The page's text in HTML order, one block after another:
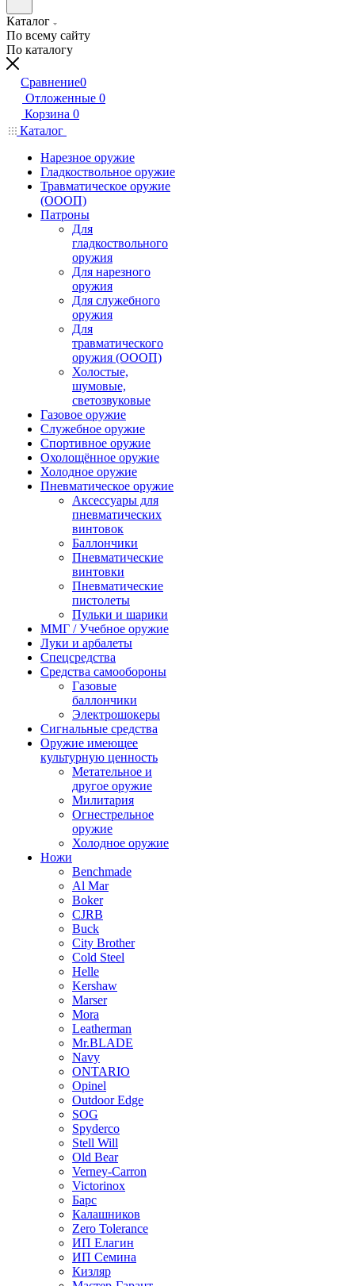
Каталог
По всему сайту
По каталогу
Сравнение0
Отложенные 0
Корзина 0
Каталог
Нарезное оружие
Гладкоствольное оружие
Травматическое оружие
(ОООП)
Патроны
Для
гладкоствольного
оружия
Для нарезного
оружия
Для служебного
оружия
Для
травматического
оружия (ОООП)
Холостые,
шумовые,
светозвуковые
Газовое оружие
Служебное оружие
Спортивное оружие
Охолощённое оружие
Холодное оружие
Пневматическое оружие
Аксессуары для
пневматических
винтовок
Баллончики
Пневматические
винтовки
Пневматические
пистолеты
Пульки и шарики
ММГ / Учебное оружие
Луки и арбалеты
Спецсредства
Средства самообороны
Газовые
баллончики
Электрошокеры
Сигнальные средства
Оружие имеющее
культурную ценность
Метательное и
другое оружие
Милитария
Огнестрельное
оружие
Холодное оружие
Ножи
Benchmade
Al Mar
Boker
CJRB
Buck
City Brother
Cold Steel
Helle
Kershaw
Marser
Mora
Leatherman
Mr.BLADE
Navy
ONTARIO
Opinel
Outdoor Edge
SOG
Spyderco
Stell Will
Old Bear
Verney-Carron
Victorinox
Барс
Калашников
Zero Tolerance
ИП Елагин
ИП Семина
Кизляр